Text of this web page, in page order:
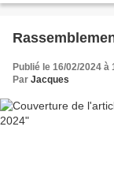
Publié le 16/02/2024 à
Par Jacques